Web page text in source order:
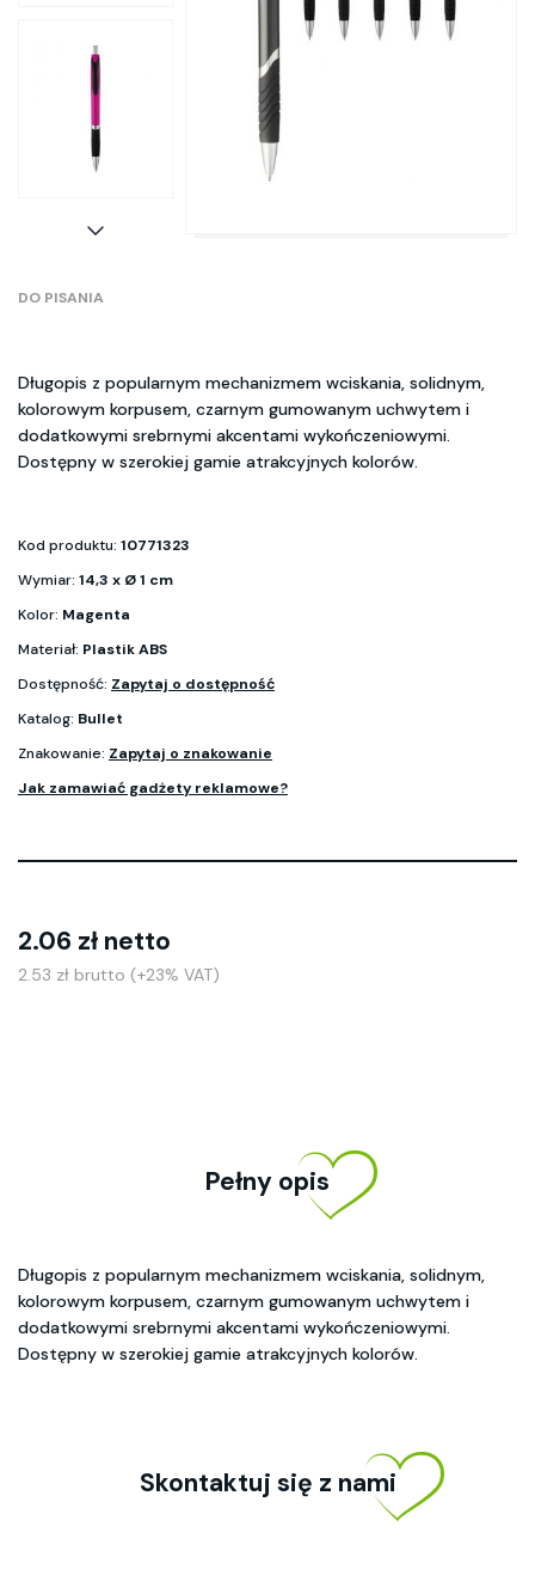
DO PISANIA
Długopis z popularnym mechanizmem wciskania, solidnym,
kolorowym korpusem, czarnym gumowanym uchwytem i
dodatkowymi srebrnymi akcentami wykończeniowymi.
Dostępny w szerokiej gamie atrakcyjnych kolorów.
Kod produktu: 10771323
Wymiar: 14,3 x Ø 1 cm
Kolor: Magenta
Materiał: Plastik ABS
Dostępność: Zapytaj o dostępność
Katalog: Bullet
Znakowanie: Zapytaj o znakowanie
Jak zamawiać gadżety reklamowe?
2.06 zł netto
2.53 zł brutto (+23% VAT)
Pełny opis
Długopis z popularnym mechanizmem wciskania, solidnym,
kolorowym korpusem, czarnym gumowanym uchwytem i
dodatkowymi srebrnymi akcentami wykończeniowymi.
Dostępny w szerokiej gamie atrakcyjnych kolorów.
Skontaktuj się z nami